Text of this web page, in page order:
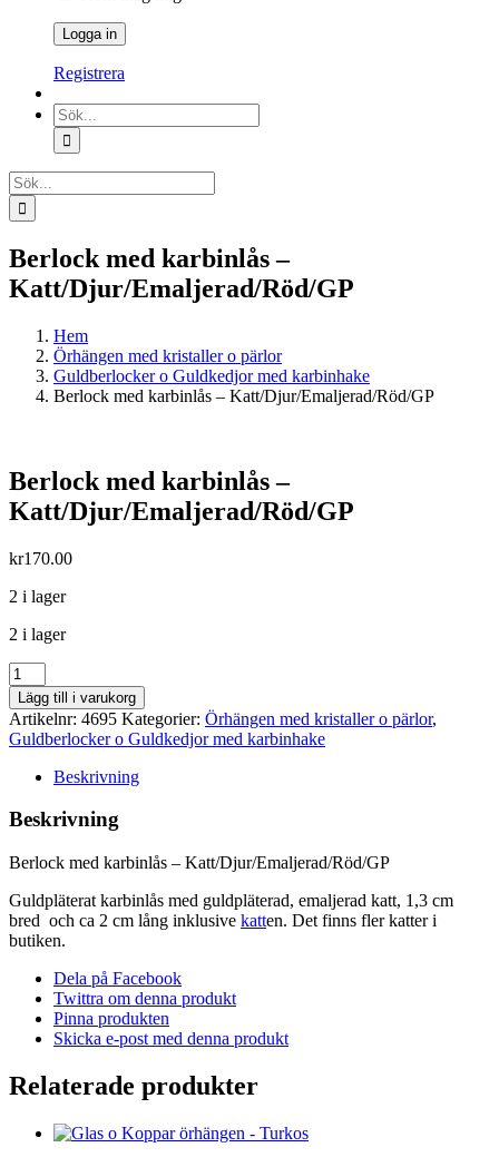
Registrera
Sök
efter:
Sök
efter:
Berlock med karbinlås –
Katt/Djur/Emaljerad/Röd/GP
Hem
Örhängen med kristaller o pärlor
Guldberlocker o Guldkedjor med karbinhake
Berlock med karbinlås – Katt/Djur/Emaljerad/Röd/GP
Berlock med karbinlås –
Katt/Djur/Emaljerad/Röd/GP
kr170.00
2 i lager
2 i lager
Berlock
med
karbinlås
-
Katt/Djur/Emaljerad/Röd/GP
mängd
Lägg till i varukorg
Artikelnr: 4695 Kategorier: Örhängen med kristaller o pärlor,
Guldberlocker o Guldkedjor med karbinhake
Beskrivning
Beskrivning
Berlock med karbinlås – Katt/Djur/Emaljerad/Röd/GP
Guldpläterat karbinlås med guldpläterad, emaljerad katt, 1,3 cm
bred och ca 2 cm lång inklusive katten. Det finns fler katter i
butiken.
Dela på Facebook
Twittra om denna produkt
Pinna produkten
Skicka e-post med denna produkt
Relaterade produkter